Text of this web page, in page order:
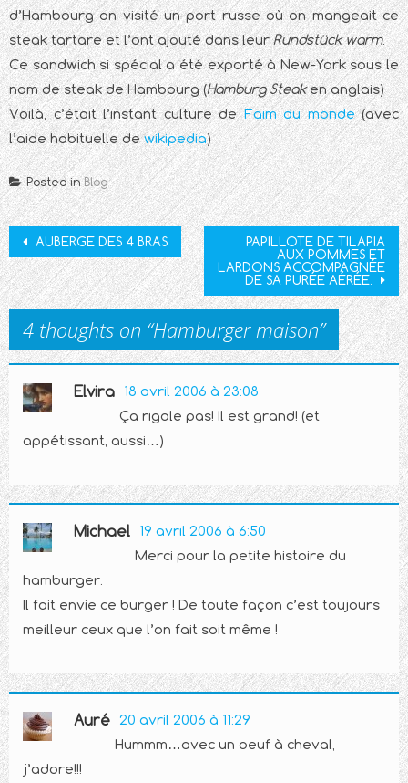
d’Hambourg on visité un port russe où on mangeait ce
steak tartare et l’ont ajouté dans leurRundstück warm.
Ce sandwich si spécial a été exporté à New-York sous le
nom de steak de Hambourg (Hamburg Steaken anglais)
Voilà, c’était l’instant culture deFaim du monde(avec
l’aide habituelle dewikipedia)
Posted inBlog
Post
navigation
AUBERGE DES 4 BRAS
PAPILLOTE DE TILAPIA
AUX POMMES ET
LARDONS ACCOMPAGNÉE
DE SA PURÉE AÉRÉE.
4 thoughts on “Hamburger maison”
Elvira 18 avril 2006 à 23:08
Ça rigole pas! Il est grand! (et
appétissant, aussi…)
Michael 19 avril 2006 à 6:50
Merci pour la petite histoire du
hamburger.
Il fait envie ce burger ! De toute façon c’est toujours
meilleur ceux que l’on fait soit même !
Auré 20 avril 2006 à 11:29
Hummm…avec un oeuf à cheval,
j’adore!!!